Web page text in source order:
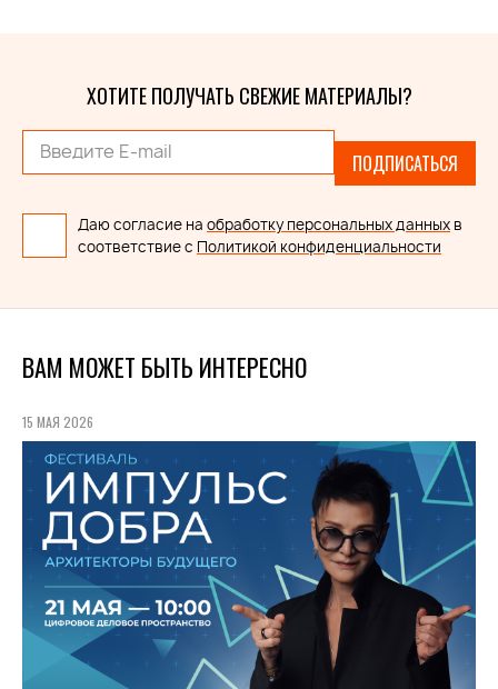
ХОТИТЕ ПОЛУЧАТЬ СВЕЖИЕ МАТЕРИАЛЫ?
ПОДПИСАТЬСЯ
Даю согласие на обработку персональных данных в
соответствие с Политикой конфиденциальности
ВАМ МОЖЕТ БЫТЬ ИНТЕРЕСНО
15 МАЯ 2026